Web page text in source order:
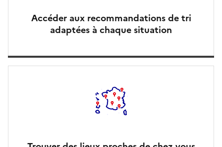
Accéder aux recommandations de tri
adaptées à chaque situation